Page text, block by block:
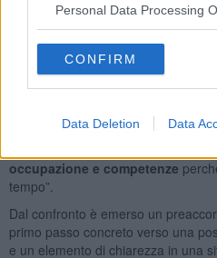
Personal Data Processing
CONFIRM
Data Deletion Data
“Il risultato emerso - ha affermato
Presidenza per le Questioni del
guidato la delegazione della
concreto in una vertenza
seguiamo con grande attenzione,
“Continueremo a lavorare insieme
occupazione e competenze
tempo”.
Dal confronto è emerso un
primo passo concreto verso una
e un elemento di chiarezza in una